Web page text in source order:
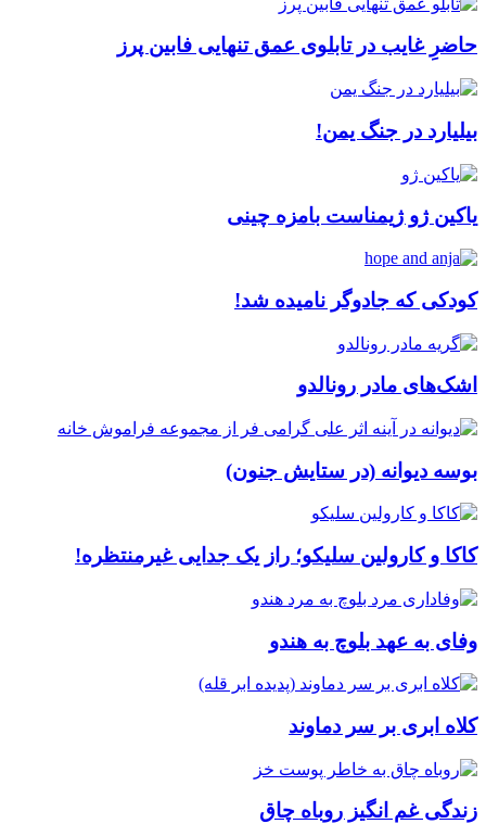
حاضرِ غایب در تابلوی عمق تنهایی فابین پرز
بیلیارد در جنگ یمن!
یاکین ژو ژیمناست بامزه چینی
کودکی که جادوگر نامیده شد!
اشک‌های مادر رونالدو
بوسه دیوانه (در ستایش جنون)
کاکا و کارولین سلیکو؛ راز یک جدایی غیرمنتظره!
وفای به عهد بلوچ به هندو
کلاه ابری بر سر دماوند
زندگی غم انگیز روباه چاق